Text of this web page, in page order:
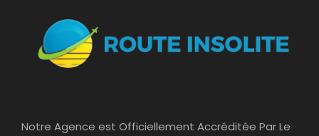
Notre Agence est Officiellement Accréditée Par Le